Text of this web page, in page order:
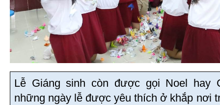
Lễ Giáng sinh còn được gọi Noel hay
những ngày lễ được yêu thích ở khắp nơi